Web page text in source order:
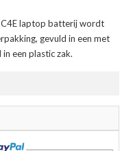
laptop batterijwordt
gevuld in een met
een plastic zak.